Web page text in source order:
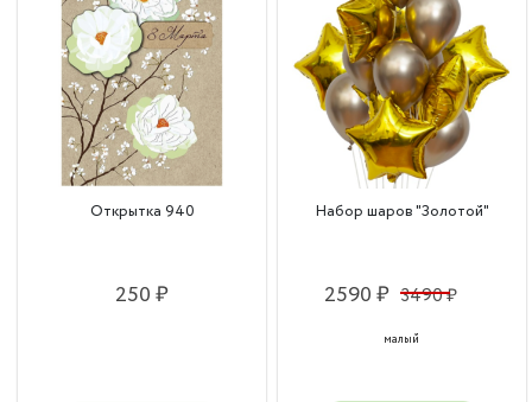
Открытка 940
250 ₽
Набор шаров "Золотой"
2590 ₽ 3490 ₽
малый